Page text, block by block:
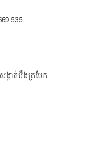
535
ាត់បឹងត្របែក